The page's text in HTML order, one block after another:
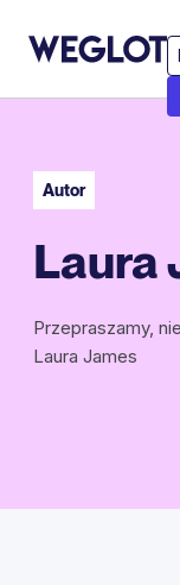
Autor
Laura
Przepraszamy,
Laura James